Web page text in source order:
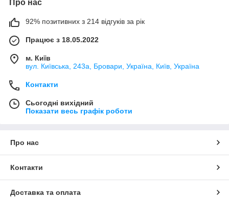
Про нас
92% позитивних з 214 відгуків за рік
Працює з 18.05.2022
м. Київ
вул. Київська, 243а, Бровари, Україна, Київ, Україна
Контакти
Сьогодні вихідний
Показати весь графік роботи
Про нас
Контакти
Доставка та оплата